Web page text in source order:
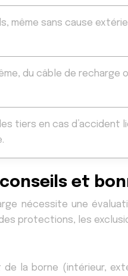
même sans cause
du câble de recharge
tiers en cas d’accident
et
nécessite une
protections, les
de la borne (intérieur,